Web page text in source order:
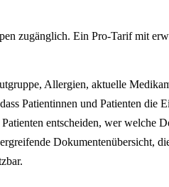
zugänglich. Ein Pro-Tarif mit
Allergien, aktuelle
Patientinnen und Patienten die
entscheiden, wer welche
Dokumentenübersicht,